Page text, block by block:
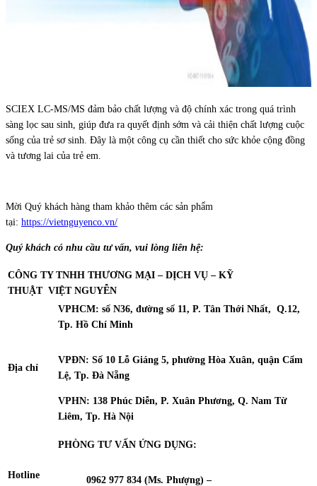
SCIEX LC-MS/MS đảm bảo chất lượng và độ chính xác trong quá trình
sàng lọc sau sinh, giúp đưa ra quyết định sớm và cải thiện chất lượng cuộc
sống của trẻ sơ sinh. Đây là một công cụ cần thiết cho sức khỏe cộng đồng
và tương lai của trẻ em.
Mời Quý khách hàng tham khảo thêm các sản phẩm
tại: https://vietnguyenco.vn/
Quý khách có nhu cầu tư vấn, vui lòng liên hệ:
CÔNG TY TNHH THƯƠNG MẠI – DỊCH VỤ – KỸ
THUẬT VIỆT NGUYỄN
Địa chỉ
VPHCM: số N36, đường số 11, P. Tân Thới Nhất, Q.12,
Tp. Hồ Chí Minh
VPĐN: Số 10 Lỗ Giáng 5, phường Hòa Xuân, quận Cẩm
Lệ, Tp. Đà Nẵng
VPHN: 138 Phúc Diễn, P. Xuân Phương, Q. Nam Từ
Liêm, Tp. Hà Nội
Hotline
PHÒNG TƯ VẤN ỨNG DỤNG:
0962 977 834 (Ms. Phượng) –